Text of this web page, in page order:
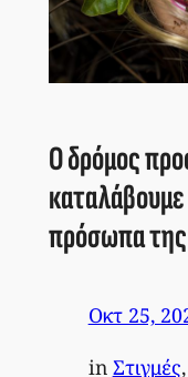
Ο δρόμος
πρόσωπα
Οκτ 25,
in Στιγμές,